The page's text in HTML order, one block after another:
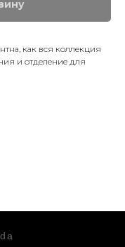
как вся коллекция
и отделение для